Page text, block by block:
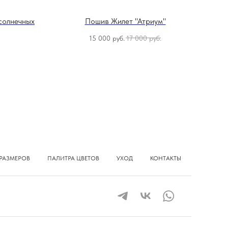
Пошив Жилет "Атриум"
15 000 руб. 17 000 руб.
ПАЛИТРА ЦВЕТОВ УХОД КОНТАКТЫ